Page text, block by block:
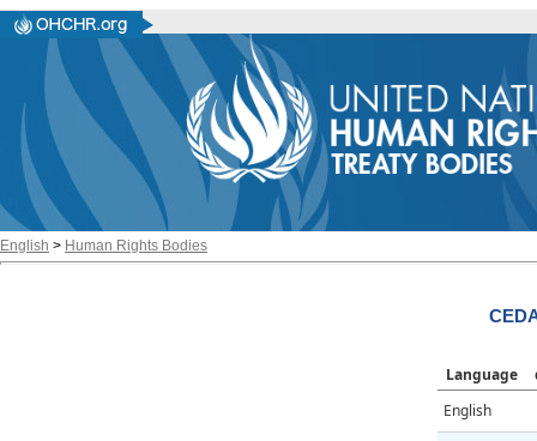
English > Human Rights Bodies
Language
English